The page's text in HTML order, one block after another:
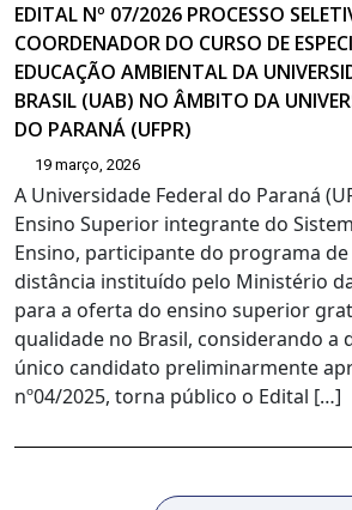
EDITAL Nº 07/2026 PROCESSO
COORDENADOR DO CURSO DE
EDUCAÇÃO AMBIENTAL DA
BRASIL (UAB) NO ÂMBITO DA
DO PARANÁ (UFPR)
19 março, 2026
A Universidade Federal do Paraná
Ensino Superior integrante do
Ensino, participante do programa
distância instituído pelo Ministério
para a oferta do ensino superior
qualidade no Brasil, considerando a
único candidato preliminarmente
nº04/2025, torna público o Edital […]